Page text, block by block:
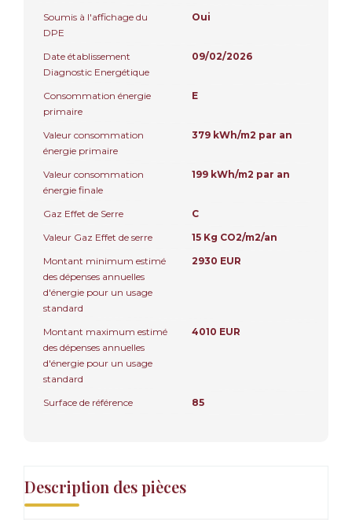
Soumis à l'affichage du
DPE
Oui
Date établissement
Diagnostic Energétique
09/02/2026
Consommation énergie
primaire
E
Valeur consommation
énergie primaire
379 kWh/m2 par an
Valeur consommation
énergie finale
199 kWh/m2 par an
Gaz Effet de Serre
C
Valeur Gaz Effet de serre
15 Kg CO2/m2/an
Montant minimum estimé
des dépenses annuelles
d'énergie pour un usage
standard
2930 EUR
Montant maximum estimé
des dépenses annuelles
d'énergie pour un usage
standard
4010 EUR
Surface de référence 85
Description des pièces